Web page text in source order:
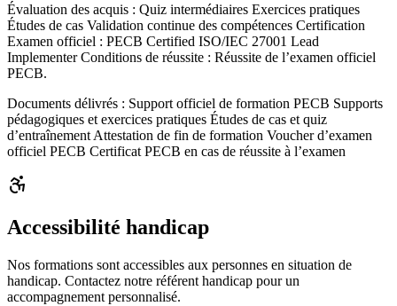
Évaluation des acquis : Quiz intermédiaires Exercices pratiques
Études de cas Validation continue des compétences Certification
Examen officiel : PECB Certified ISO/IEC 27001 Lead
Implementer Conditions de réussite : Réussite de l’examen officiel
PECB.
Documents délivrés : Support officiel de formation PECB Supports
pédagogiques et exercices pratiques Études de cas et quiz
d’entraînement Attestation de fin de formation Voucher d’examen
officiel PECB Certificat PECB en cas de réussite à l’examen
Accessibilité handicap
Nos formations sont accessibles aux personnes en situation de
handicap. Contactez notre référent handicap pour un
accompagnement personnalisé.